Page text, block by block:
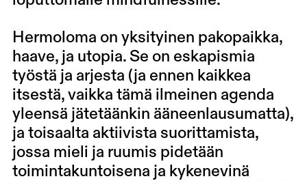
Hermoloma on yksityinen pakopaikka,
haave, ja utopia. Se on eskapismia
työstä ja arjesta (ja ennen kaikkea
itsestä, vaikka tämä ilmeinen agenda
yleensä jätetäänkin ääneenlausumatta),
ja toisaalta aktiivista suorittamista,
jossa mieli ja ruumis pidetään
toimintakuntoisena ja kykenevinä